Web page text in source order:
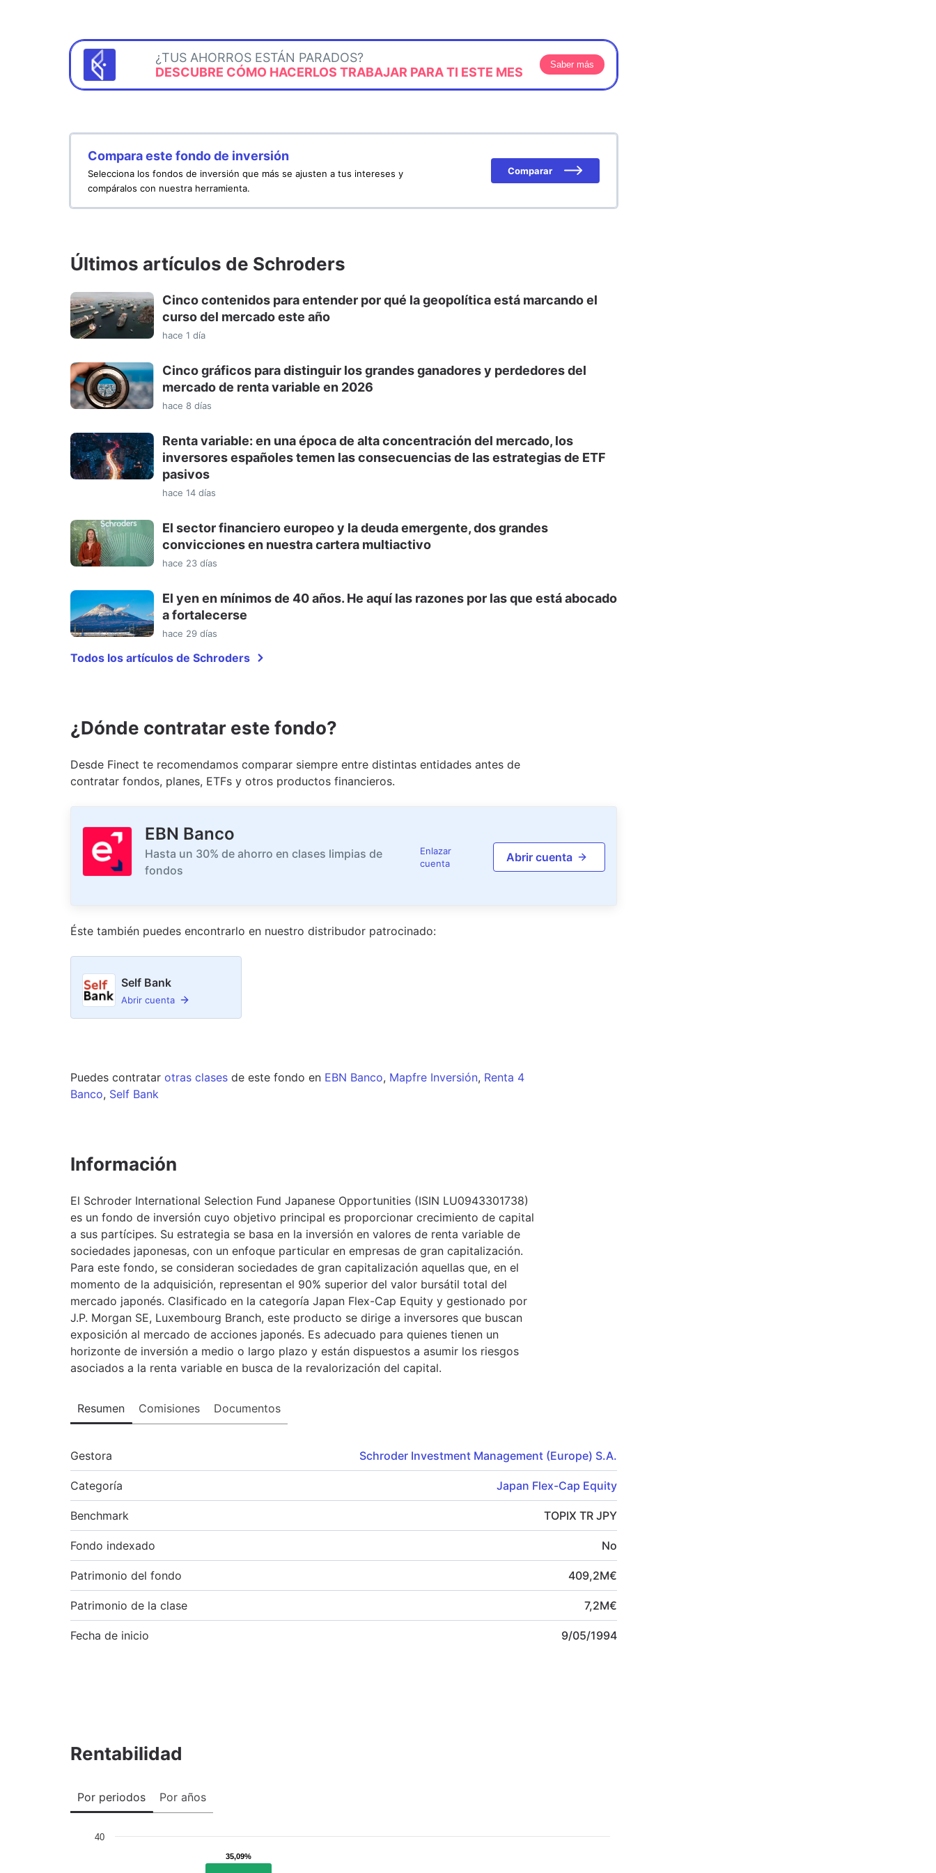
¿TUS AHORROS ESTÁN PARADOS?
DESCUBRE CÓMO HACERLOS TRABAJAR PARA TI ESTE MES
Saber más
Compara este fondo de inversión
Selecciona los fondos de inversión que más se ajusten a tus intereses y
compáralos con nuestra herramienta.
Comparar
Últimos artículos de Schroders
Cinco contenidos para entender por qué la geopolítica está marcando el
curso del mercado este año
hace 1 día
Cinco gráficos para distinguir los grandes ganadores y perdedores del
mercado de renta variable en 2026
hace 8 días
Renta variable: en una época de alta concentración del mercado, los
inversores españoles temen las consecuencias de las estrategias de ETF
pasivos
hace 14 días
El sector financiero europeo y la deuda emergente, dos grandes
convicciones en nuestra cartera multiactivo
hace 23 días
El yen en mínimos de 40 años. He aquí las razones por las que está abocado
a fortalecerse
hace 29 días
Todos los artículos de Schroders
¿Dónde contratar este fondo?
Desde Finect te recomendamos comparar siempre entre distintas entidades antes de
contratar fondos, planes, ETFs y otros productos financieros.
EBN Banco
Hasta un 30% de ahorro en clases limpias de
fondos
Enlazar
cuenta
Abrir cuenta
Éste también puedes encontrarlo en nuestro distribudor patrocinado:
Self Bank
Abrir cuenta
Puedes contratar otras clases de este fondo en EBN Banco, Mapfre Inversión, Renta 4
Banco, Self Bank
Información
El Schroder International Selection Fund Japanese Opportunities (ISIN LU0943301738)
es un fondo de inversión cuyo objetivo principal es proporcionar crecimiento de capital
a sus partícipes. Su estrategia se basa en la inversión en valores de renta variable de
sociedades japonesas, con un enfoque particular en empresas de gran capitalización.
Para este fondo, se consideran sociedades de gran capitalización aquellas que, en el
momento de la adquisición, representan el 90% superior del valor bursátil total del
mercado japonés. Clasificado en la categoría Japan Flex-Cap Equity y gestionado por
J.P. Morgan SE, Luxembourg Branch, este producto se dirige a inversores que buscan
exposición al mercado de acciones japonés. Es adecuado para quienes tienen un
horizonte de inversión a medio o largo plazo y están dispuestos a asumir los riesgos
asociados a la renta variable en busca de la revalorización del capital.
Resumen Comisiones Documentos
Gestora Schroder Investment Management (Europe) S.A.
Categoría Japan Flex-Cap Equity
Benchmark TOPIX TR JPY
Fondo indexado No
Patrimonio del fondo 409,2M€
Patrimonio de la clase 7,2M€
Fecha de inicio 9/05/1994
Rentabilidad
Por periodos Por años
35,09%
35,09%
40